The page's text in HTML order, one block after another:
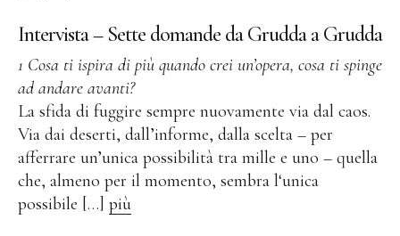
Bronzo Grande
Bronzo
Grafica Grande
Quadri
Intervista – Sette domande da Grudda a Grudda
1 Cosa ti ispira di più quando crei un’opera, cosa ti spinge
ad andare avanti?
La sfida di fuggire sempre nuovamente via dal caos.
Via dai deserti, dall’informe, dalla scelta – per
afferrare un’unica possibilità tra mille e uno – quella
che, almeno per il momento, sembra l‘unica
possibile […] più